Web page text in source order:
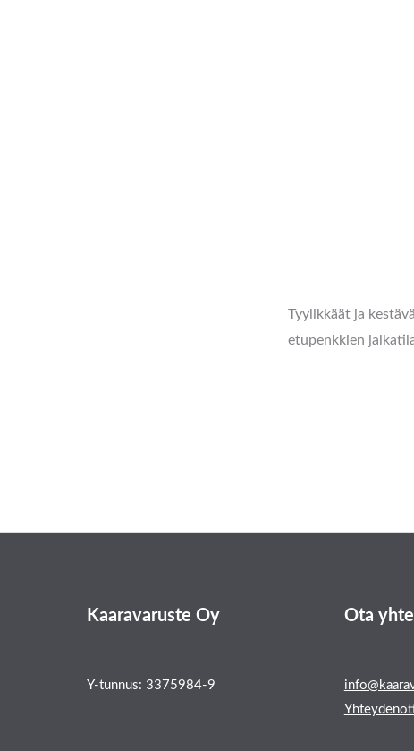
Tyylikkäät ja
etupenkkien
Kaaravaruste Oy
Y-tunnus: 3375984-9
Ota